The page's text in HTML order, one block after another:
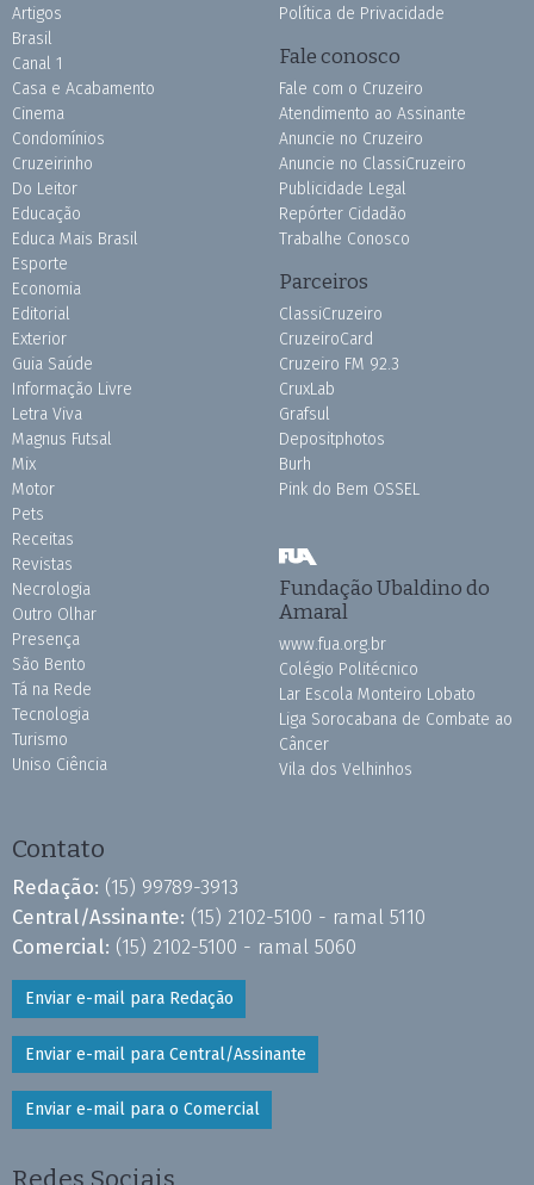
Artigos
Brasil
Canal 1
Casa e Acabamento
Cinema
Condomínios
Cruzeirinho
Do Leitor
Educação
Educa Mais Brasil
Esporte
Economia
Editorial
Exterior
Guia Saúde
Informação Livre
Letra Viva
Magnus Futsal
Mix
Motor
Pets
Receitas
Revistas
Necrologia
Outro Olhar
Presença
São Bento
Tá na Rede
Tecnologia
Turismo
Uniso Ciência
Política de Privacidade
Fale conosco
Fale com o Cruzeiro
Atendimento ao Assinante
Anuncie no Cruzeiro
Anuncie no ClassiCruzeiro
Publicidade Legal
Repórter Cidadão
Trabalhe Conosco
Parceiros
ClassiCruzeiro
CruzeiroCard
Cruzeiro FM 92.3
CruxLab
Grafsul
Depositphotos
Burh
Pink do Bem OSSEL
Fundação Ubaldino do
Amaral
www.fua.org.br
Colégio Politécnico
Lar Escola Monteiro Lobato
Liga Sorocabana de Combate ao
Câncer
Vila dos Velhinhos
Contato
Redação: (15) 99789-3913
Central/Assinante: (15) 2102-5100 - ramal 5110
Comercial: (15) 2102-5100 - ramal 5060
Enviar e-mail para Redação
Enviar e-mail para Central/Assinante
Enviar e-mail para o Comercial
Redes Sociais